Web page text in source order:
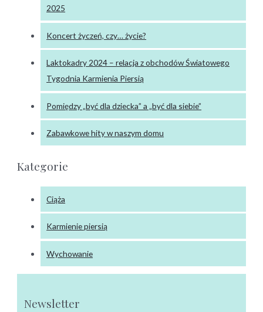
2025
Koncert życzeń, czy… życie?
Laktokadry 2024 – relacja z obchodów Światowego
Tygodnia Karmienia Piersią
Pomiędzy „być dla dziecka” a „być dla siebie”
Zabawkowe hity w naszym domu
Kategorie
Ciąża
Karmienie piersią
Wychowanie
Newsletter